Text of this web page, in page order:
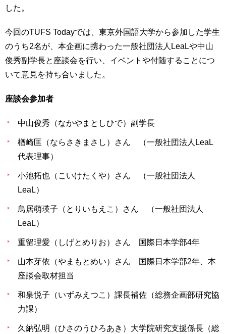
す
問
い
合
せ
ア
用
した。
今回のTUFS Todayでは、東京外国語大学から参加した学生
のうち2名が、本企画に携わった一般社団法人LeaLや中山
俊秀副学長と座談会を行い、イベントや付随することにつ
いて意見を持ち合いました。
座談会参加者
中山俊秀（なかやまとしひで）副学長
楢崎匡（ならさきまさし）さん （一般社団法人LeaL
代表理事）
小池拓也（こいけたくや）さん （一般社団法人
LeaL）
鳥居萌瑛子（とりいもえこ）さん （一般社団法人
LeaL）
重留理愛（しげとめりお）さん 国際日本学部4年
山本芽依（やまもとめい）さん 国際日本学部2年、本
座談会取材担当
和泉悦子（いずみえつこ）課長補佐（総務企画部研究協
力課）
久納弘明（ひさのうひろあき）大学院研究支援係長（総